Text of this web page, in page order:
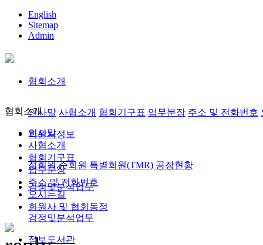
English
Sitemap
Admin
협회소개
인사말 사협소개 협회기구표 업무분장 주소 및 전화번호
회원사정보
정회원,준회원 특별회원(TMR) 공장현황
검정및분석업무
검정및분석업무
정보도서관
협회소개
인사말
사협소개
협회기구표
업무분장
주소 및 전화번호
오시는길
회원사 및 협회동정